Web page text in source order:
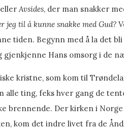
Avsides, der man snakker
jeg til å kunne snakke med Gud?
tiden. Begynn med å la det
gjenkjenne Hans omsorg i de
kristne, som kom til
alle ting, feks hver gang de
brennende. Der kirken i
kom det indre livet fra de